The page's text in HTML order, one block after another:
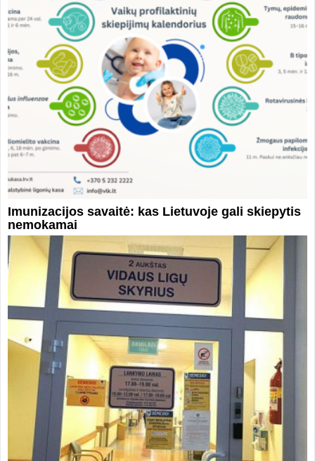
Imunizacijos savaitė: kas Lietuvoje gali skiepytis
nemokamai